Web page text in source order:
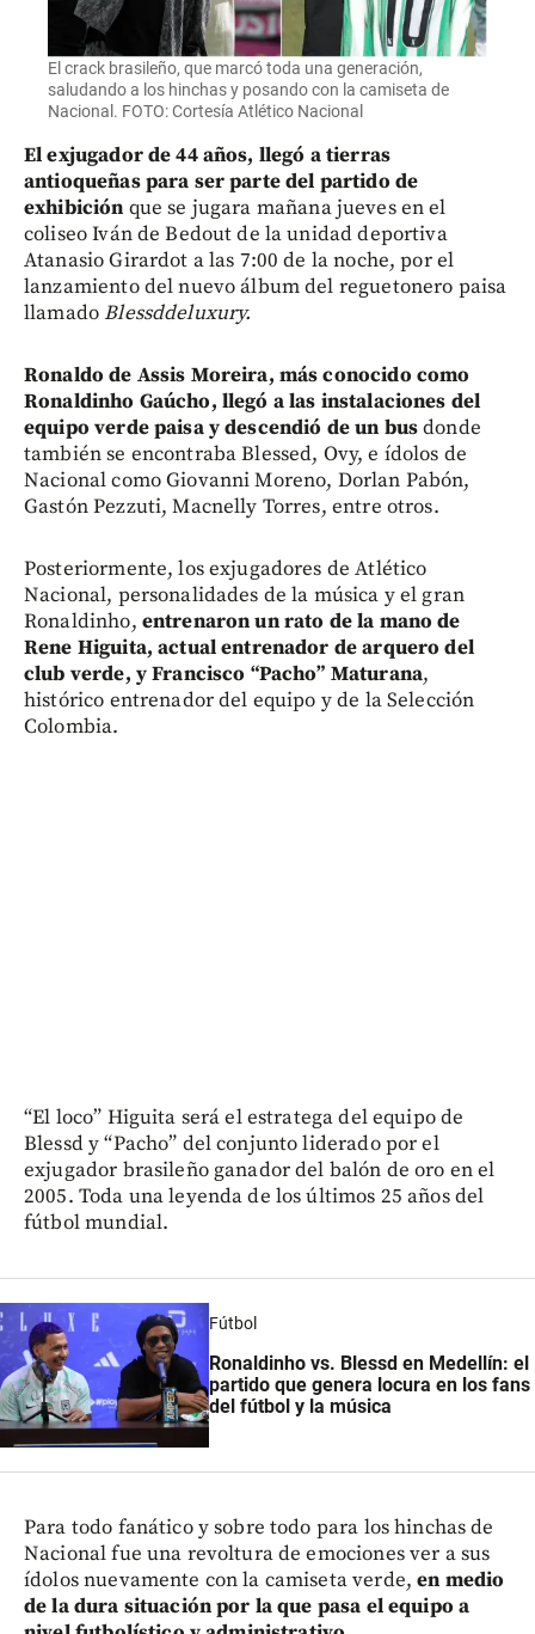
El crack brasileño, que marcó toda una generación,
saludando a los hinchas y posando con la camiseta de
Nacional. FOTO: Cortesía Atlético Nacional
El exjugador de 44 años, llegó a tierras
antioqueñas para ser parte del partido de
exhibición que se jugara mañana jueves en el
coliseo Iván de Bedout de la unidad deportiva
Atanasio Girardot a las 7:00 de la noche, por el
lanzamiento del nuevo álbum del reguetonero paisa
llamadoBlessddeluxury.
Ronaldo de Assis Moreira, más conocido como
Ronaldinho Gaúcho, llegó a las instalaciones del
equipo verde paisa y descendió de un busdonde
también se encontraba Blessed, Ovy, e ídolos de
Nacional como Giovanni Moreno, Dorlan Pabón,
Gastón Pezzuti, Macnelly Torres, entre otros.
Posteriormente, los exjugadores de Atlético
Nacional, personalidades de la música y el gran
Ronaldinho, entrenaron un rato de la mano de
Rene Higuita, actual entrenador de arquero del
club verde, y Francisco “Pacho” Maturana,
histórico entrenador del equipo y de la Selección
Colombia.
“El loco” Higuita será el estratega del equipo de
Blessd y “Pacho” del conjunto liderado por el
exjugador brasileño ganador del balón de oro en el
2005. Toda una leyenda de los últimos 25 años del
fútbol mundial.
Fútbol
Ronaldinho vs. Blessd en Medellín: el
partido que genera locura en los fans
del fútbol y la música
Para todo fanático y sobre todo para los hinchas de
Nacional fue una revoltura de emociones ver a sus
ídolos nuevamente con la camiseta verde,en medio
de la dura situación por la que pasa el equipo a